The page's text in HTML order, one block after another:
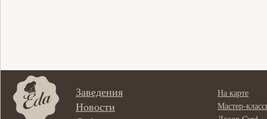
Заведения
Новости
На карте
Мастер-